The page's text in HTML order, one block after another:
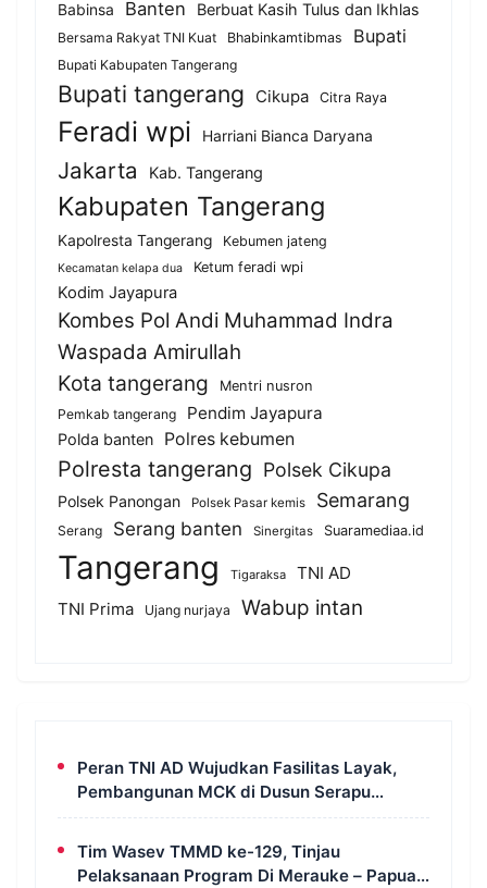
Babinsa Banten Berbuat Kasih Tulus dan Ikhlas
Bersama Rakyat TNI Kuat Bhabinkamtibmas Bupati
Bupati Kabupaten Tangerang
Bupati tangerang Cikupa Citra Raya
Feradi wpi Harriani Bianca Daryana
Jakarta Kab. Tangerang
Kabupaten Tangerang
Kapolresta Tangerang Kebumen jateng
Kecamatan kelapa dua Ketum feradi wpi
Kodim Jayapura
Kombes Pol Andi Muhammad Indra
Waspada Amirullah
Kota tangerang
Mentri nusron
Pemkab tangerang
Pendim Jayapura
Polda banten Polres kebumen
Polresta tangerang Polsek Cikupa
Polsek Panongan Polsek Pasar kemis Semarang
Serang Serang banten Sinergitas Suaramediaa.id
Tangerang Tigaraksa
TNI AD
TNI Prima
Ujang nurjaya Wabup intan
Peran TNI AD Wujudkan Fasilitas Layak,
Pembangunan MCK di Dusun Serapu
Rampung Dikerjakan
Tim Wasev TMMD ke-129, Tinjau
Pelaksanaan Program Di Merauke – Papua